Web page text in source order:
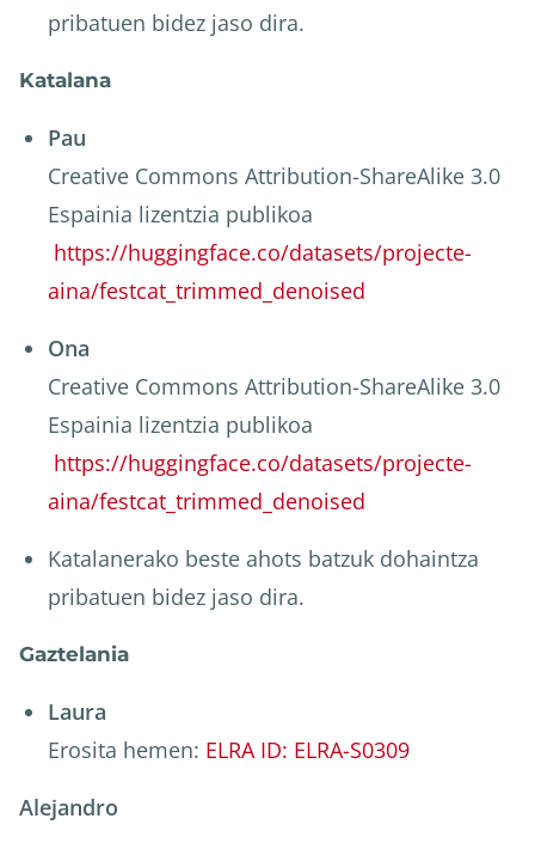
pribatuen bidez jaso dira.
Katalana
Pau
Creative Commons Attribution-ShareAlike 3.0
Espainia lizentzia publikoa
https://huggingface.co/datasets/projecte-
aina/festcat_trimmed_denoised
Ona
Creative Commons Attribution-ShareAlike 3.0
Espainia lizentzia publikoa
https://huggingface.co/datasets/projecte-
aina/festcat_trimmed_denoised
Katalanerako beste ahots batzuk dohaintza
pribatuen bidez jaso dira.
Gaztelania
Laura
Erosita hemen: ELRA ID: ELRA-S0309
Alejandro